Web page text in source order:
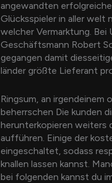
angewandten
Glücksspieler in aller welt
welcher Vermarktung. Bei
Geschäftsmann Robert
gegangen damit
länder größte Lieferant
Ringsum, an irgendeinem
beherrschen Die kunden
herunterkopieren weiters
aufführen. Einige der
eingeschaltet, sodass
knallen lassen kannst.
bei folgenden kannst du